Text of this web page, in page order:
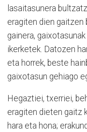
lasaitasunera
eragiten dien gaitzen
gainera,
ikerketek. Datozen
eta horrek, beste
gaixotasun gehiago
Hegaztiei, txerriei,
eragiten dieten gaitz
hara eta hona;